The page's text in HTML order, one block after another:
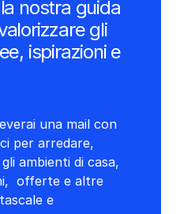
nostra guida
gli
ispirazioni e
una mail con
per arredare,
ambienti di casa,
offerte e altre
e